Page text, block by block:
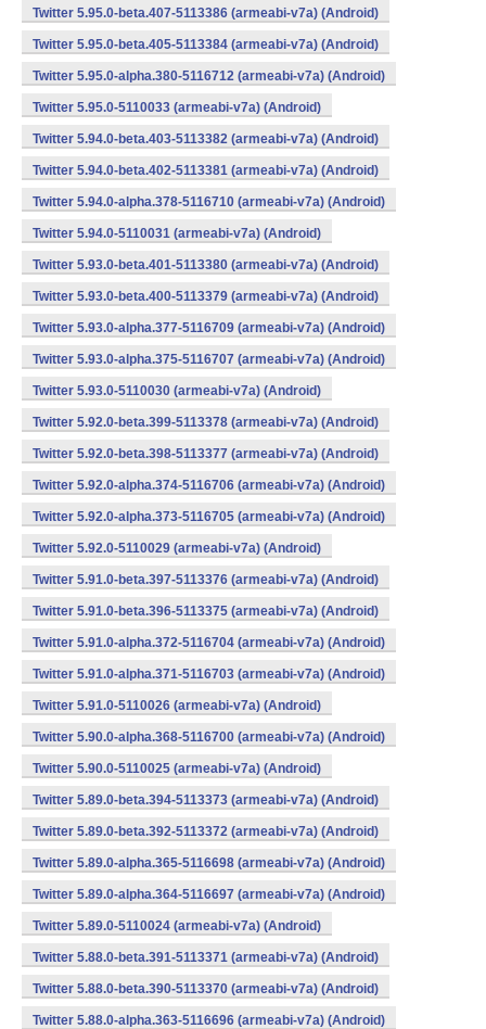
Twitter 5.95.0-beta.407-5113386 (armeabi-v7a) (Android)
Twitter 5.95.0-beta.405-5113384 (armeabi-v7a) (Android)
Twitter 5.95.0-alpha.380-5116712 (armeabi-v7a) (Android)
Twitter 5.95.0-5110033 (armeabi-v7a) (Android)
Twitter 5.94.0-beta.403-5113382 (armeabi-v7a) (Android)
Twitter 5.94.0-beta.402-5113381 (armeabi-v7a) (Android)
Twitter 5.94.0-alpha.378-5116710 (armeabi-v7a) (Android)
Twitter 5.94.0-5110031 (armeabi-v7a) (Android)
Twitter 5.93.0-beta.401-5113380 (armeabi-v7a) (Android)
Twitter 5.93.0-beta.400-5113379 (armeabi-v7a) (Android)
Twitter 5.93.0-alpha.377-5116709 (armeabi-v7a) (Android)
Twitter 5.93.0-alpha.375-5116707 (armeabi-v7a) (Android)
Twitter 5.93.0-5110030 (armeabi-v7a) (Android)
Twitter 5.92.0-beta.399-5113378 (armeabi-v7a) (Android)
Twitter 5.92.0-beta.398-5113377 (armeabi-v7a) (Android)
Twitter 5.92.0-alpha.374-5116706 (armeabi-v7a) (Android)
Twitter 5.92.0-alpha.373-5116705 (armeabi-v7a) (Android)
Twitter 5.92.0-5110029 (armeabi-v7a) (Android)
Twitter 5.91.0-beta.397-5113376 (armeabi-v7a) (Android)
Twitter 5.91.0-beta.396-5113375 (armeabi-v7a) (Android)
Twitter 5.91.0-alpha.372-5116704 (armeabi-v7a) (Android)
Twitter 5.91.0-alpha.371-5116703 (armeabi-v7a) (Android)
Twitter 5.91.0-5110026 (armeabi-v7a) (Android)
Twitter 5.90.0-alpha.368-5116700 (armeabi-v7a) (Android)
Twitter 5.90.0-5110025 (armeabi-v7a) (Android)
Twitter 5.89.0-beta.394-5113373 (armeabi-v7a) (Android)
Twitter 5.89.0-beta.392-5113372 (armeabi-v7a) (Android)
Twitter 5.89.0-alpha.365-5116698 (armeabi-v7a) (Android)
Twitter 5.89.0-alpha.364-5116697 (armeabi-v7a) (Android)
Twitter 5.89.0-5110024 (armeabi-v7a) (Android)
Twitter 5.88.0-beta.391-5113371 (armeabi-v7a) (Android)
Twitter 5.88.0-beta.390-5113370 (armeabi-v7a) (Android)
Twitter 5.88.0-alpha.363-5116696 (armeabi-v7a) (Android)